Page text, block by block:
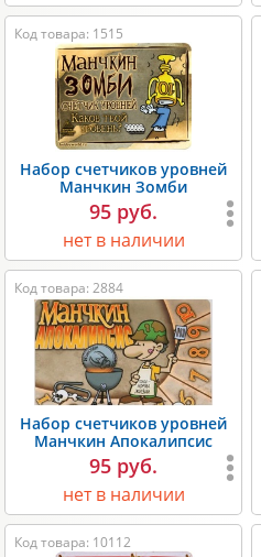
Код товара: 1515
Набор счетчиков уровней
Манчкин Зомби
95 руб.
нет в наличии
Код товара: 2884
Набор счетчиков уровней
Манчкин Апокалипсис
95 руб.
нет в наличии
Код товара: 10112